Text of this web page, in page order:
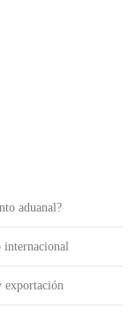
aduanal?
internacional
exportación